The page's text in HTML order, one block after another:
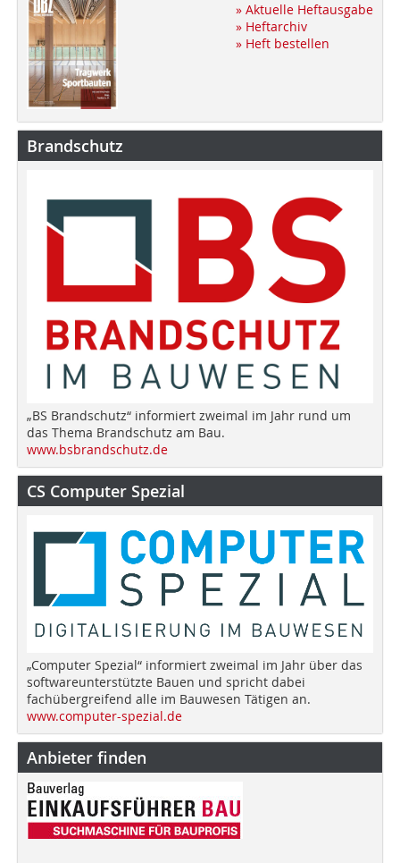
» Aktuelle Heftausgabe
» Heftarchiv
» Heft bestellen
Brandschutz
„BS Brandschutz“ informiert zweimal im Jahr rund um
das Thema Brandschutz am Bau.
www.bsbrandschutz.de
CS Computer Spezial
„Computer Spezial“ informiert zweimal im Jahr über das
softwareunterstützte Bauen und spricht dabei
fachübergreifend alle im Bauwesen Tätigen an.
www.computer-spezial.de
Anbieter finden